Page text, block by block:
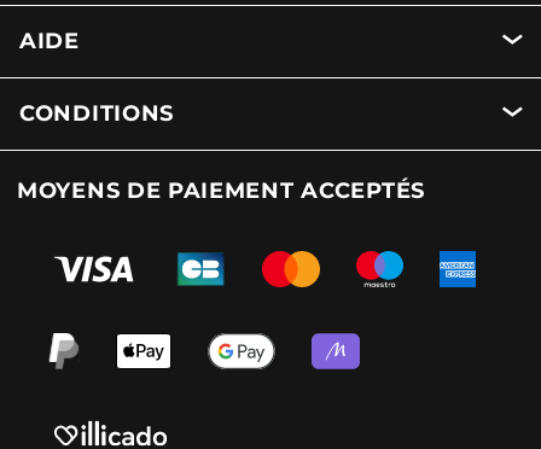
AIDE
CONDITIONS
MOYENS DE PAIEMENT ACCEPTÉS